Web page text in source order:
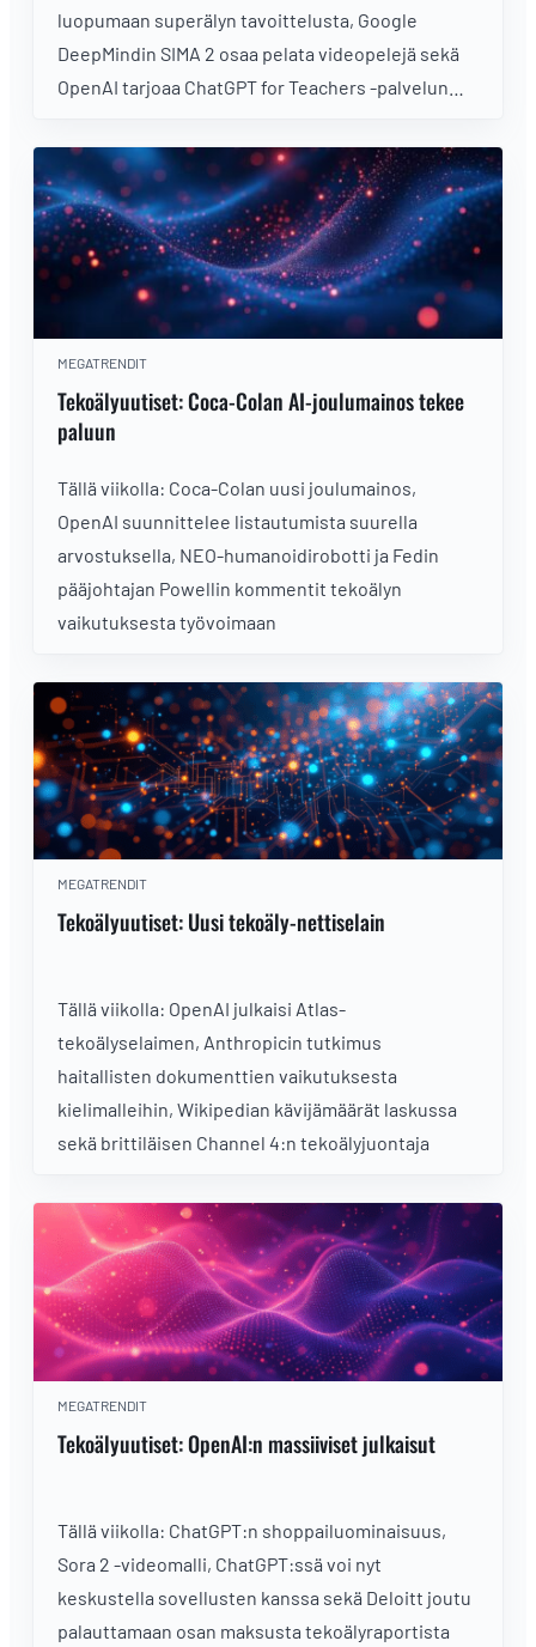
luopumaan superälyn tavoittelusta, Google
DeepMindin SIMA 2 osaa pelata videopelejä sekä
OpenAI tarjoaa ChatGPT for Teachers -palvelun
MEGATRENDIT
Tekoälyuutiset: Coca-Colan AI-joulumainos tekee
paluun
Tällä viikolla: Coca-Colan uusi joulumainos,
OpenAI suunnittelee listautumista suurella
arvostuksella, NEO-humanoidirobotti ja Fedin
pääjohtajan Powellin kommentit tekoälyn
vaikutuksesta työvoimaan
MEGATRENDIT
Tekoälyuutiset: Uusi tekoäly-nettiselain
Tällä viikolla: OpenAI julkaisi Atlas-
tekoälyselaimen, Anthropicin tutkimus
haitallisten dokumenttien vaikutuksesta
kielimalleihin, Wikipedian kävijämäärät laskussa
sekä brittiläisen Channel 4:n tekoälyjuontaja
MEGATRENDIT
Tekoälyuutiset: OpenAI:n massiiviset julkaisut
Tällä viikolla: ChatGPT:n shoppailuominaisuus,
Sora 2 -videomalli, ChatGPT:ssä voi nyt
keskustella sovellusten kanssa sekä Deloitt joutu
palauttamaan osan maksusta tekoälyraportista